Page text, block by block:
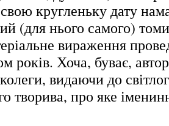
кругленьку дату
(для нього самого)
вираження
років. Хоча, буває,
видаючи до
творива, про яке